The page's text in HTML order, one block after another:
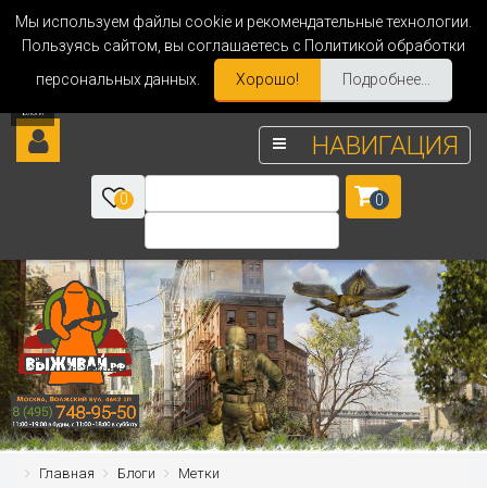
Мы используем файлы cookie и рекомендательные технологии.
Пользуясь сайтом, вы соглашаетесь с Политикой обработки
персональных данных.
Хорошо! Подробнее...
НАВИГАЦИЯ
0 0
Главная Блоги Метки